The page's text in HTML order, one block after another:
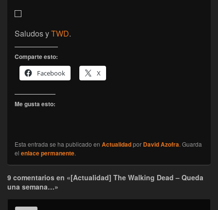
Saludos yTWD.
Comparte esto:
Facebook
X
Me gusta esto:
Esta entrada se ha publicado en Actualidadpor David Azofra. Guarda
el enlace permanente.
9 comentarios en «[Actualidad] The Walking Dead – Queda
una semana…»